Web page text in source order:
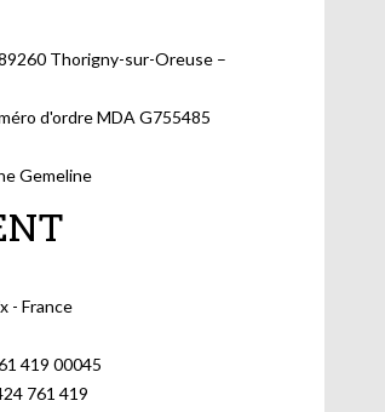
Thorigny-sur-Oreuse –
d'ordre MDA G755485
Gemeline
- France
419 00045
761 419